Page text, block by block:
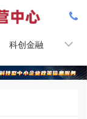
科创金融 知产课